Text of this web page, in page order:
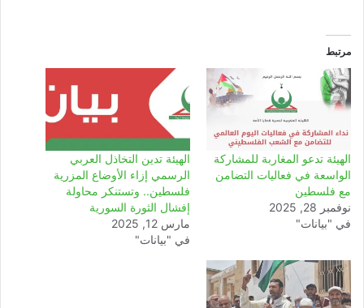
مرتبط
الهيئة تدعو المغاربة للمشاركة
الواسعة في فعاليات التضامن
مع فلسطين
نوفمبر 28, 2025
في "بيانات"
الهيئة تدين التخاذل العربي
الرسمي إزاء الأوضاع المزرية
فلسطين.. وتستنكر محاولة
إفشال الثورة السورية
مارس 12, 2025
في "بيانات"